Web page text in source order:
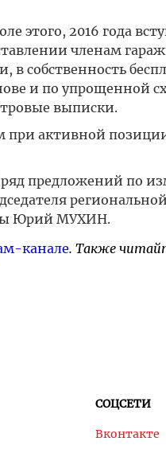
2016 года
членам
собственность
и по
выписки.
активной
предложений по
Юрий МУХИН.
канале. Также
СОЦСЕТИ
Вконтакте